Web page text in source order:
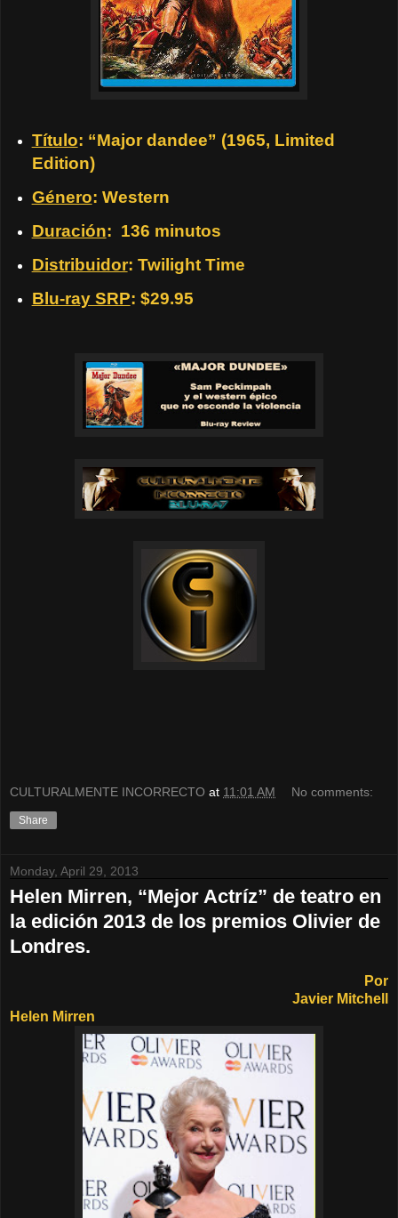
Título: “Major dandee” (1965, Limited
Edition)
Género: Western
Duración: 136 minutos
Distribuidor: Twilight Time
Blu-ray SRP: $29.95
CULTURALMENTE INCORRECTO at 11:01 AM No comments:
Share
Monday, April 29, 2013
Helen Mirren, “Mejor Actríz” de teatro en
la edición 2013 de los premios Olivier de
Londres.
Por
Javier Mitchell
Helen Mirren